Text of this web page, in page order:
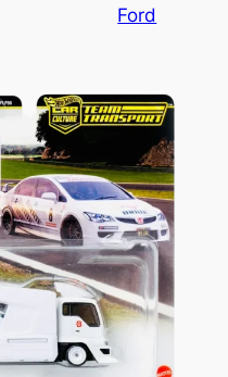
Ford